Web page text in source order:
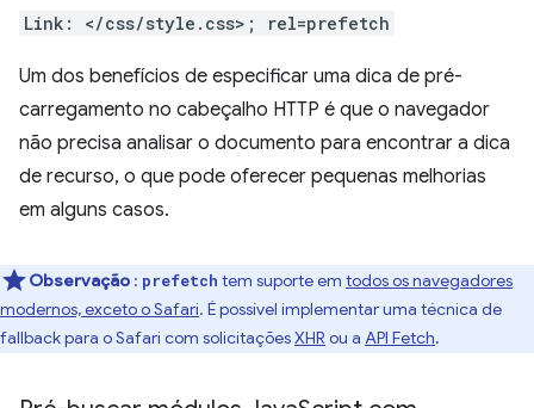
Link: </css/style.css>; rel=prefetch
Um dos benefícios de especificar uma dica de pré-
carregamento no cabeçalho HTTP é que o navegador
não precisa analisar o documento para encontrar a dica
de recurso, o que pode oferecer pequenas melhorias
em alguns casos.
Observação : prefetch tem suporte em todos os navegadores
modernos, exceto o Safari. É possível implementar uma técnica de
fallback para o Safari com solicitaçõesXHR ou a API Fetch.